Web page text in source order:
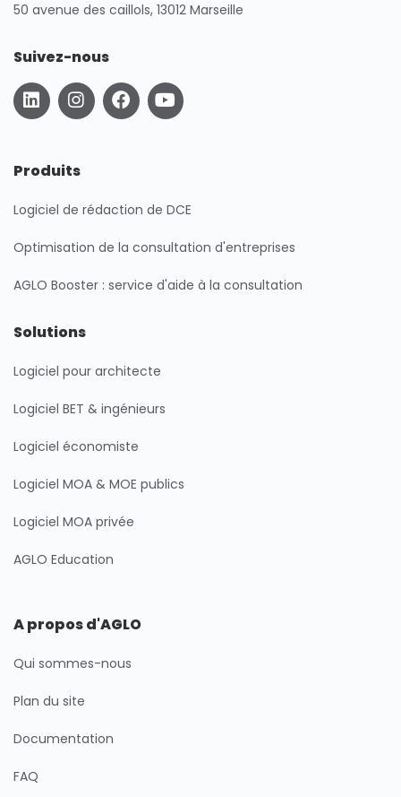
50 avenue des caillols, 13012 Marseille
Suivez-nous
L
i
n
e
d
n
I
n
s
a
g
a
F
a
c
k
Y
o
u
Produits
Logiciel de rédaction de DCE
Optimisation de la consultation d'entreprises
AGLO Booster : service d'aide à la consultation
Solutions
Logiciel pour architecte
Logiciel BET & ingénieurs
Logiciel économiste
Logiciel MOA & MOE publics
Logiciel MOA privée
AGLO Education
A propos d'AGLO
Qui sommes-nous
Plan du site
Documentation
FAQ